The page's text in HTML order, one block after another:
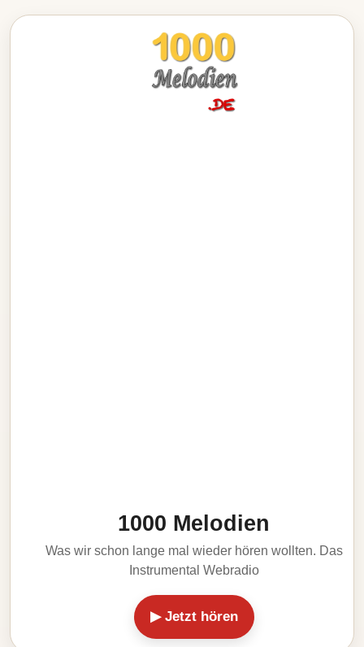
1000 Melodien
Was wir schon lange mal wieder hören wollten. Das
Instrumental Webradio
▶ Jetzt hören